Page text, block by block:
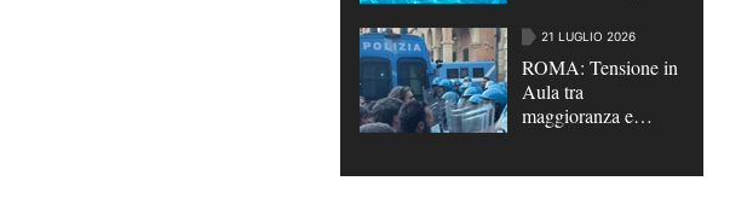
21 LUGLIO 2026
ROMA: Tensione in
Aula tra
maggioranza e